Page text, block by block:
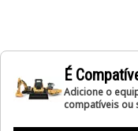
É
Adicione o
compatíveis ou